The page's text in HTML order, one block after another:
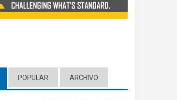
(ACTIVE TAB)
POPULAR ARCHIVO